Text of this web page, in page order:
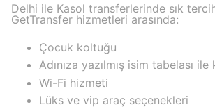
Delhi ile Kasol transferlerinde sık
GetTransfer hizmetleri arasında:
Çocuk koltuğu
Adınıza yazılmış isim tabelası ile
Wi-Fi hizmeti
Lüks ve vip araç seçenekleri